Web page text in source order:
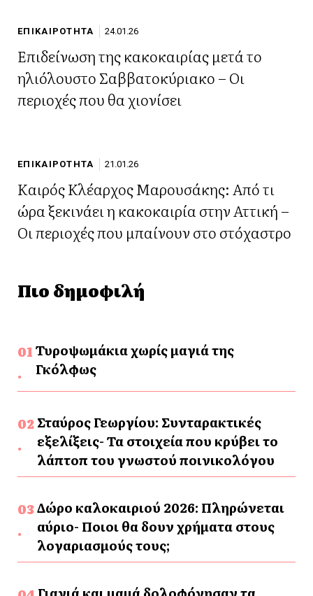
ΕΠΙΚΑΙΡΟΤΗΤΑ 24.01.26
Επιδείνωση της κακοκαιρίας μετά το
ηλιόλουστο Σαββατοκύριακο – Οι
περιοχές που θα χιονίσει
ΕΠΙΚΑΙΡΟΤΗΤΑ 21.01.26
Καιρός Κλέαρχος Μαρουσάκης: Από τι
ώρα ξεκινάει η κακοκαιρία στην Αττική –
Οι περιοχές που μπαίνουν στο στόχαστρο
Πιο δημοφιλή
Τυροψωμάκια χωρίς μαγιά της
Γκόλφως
Σταύρος Γεωργίου: Συνταρακτικές
εξελίξεις- Τα στοιχεία που κρύβει το
λάπτοπ του γνωστού ποινικολόγου
Δώρο καλοκαιριού 2026: Πληρώνεται
αύριο- Ποιοι θα δουν χρήματα στους
λογαριασμούς τους;